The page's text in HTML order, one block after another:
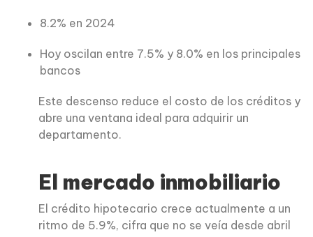
8.2% en 2024
Hoy oscilan entre 7.5% y 8.0% en los principales
bancos
Este descenso reduce el costo de los créditos y
abre una ventana ideal para adquirir un
departamento.
El mercado inmobiliario
El crédito hipotecario crece actualmente a un
ritmo de 5.9%, cifra que no se veía desde abril